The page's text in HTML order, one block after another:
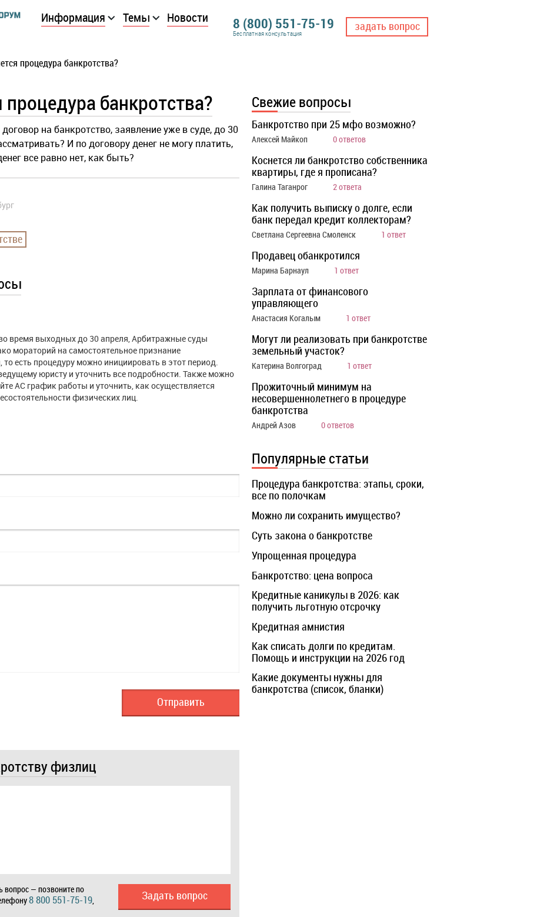
Информация Темы Новости 8 (800) 551-75-19
Бесплатная консультация
задать вопрос
процедура банкротства?
процедура банкротства?
на банкротство, заявление уже в суде, до 30
И по договору денег не могу платить,
все равно нет, как быть?
время выходных до 30 апреля, Арбитражные суды
мораторий на самостоятельное признание
то есть процедуру можно инициировать в этот период.
юристу и уточнить все подробности. Также можно
АС график работы и уточнить, как осуществляется
физических лиц.
физлиц
вопрос — позвоните по
8 800 551-75-19,
Задать вопрос
Свежие вопросы
Банкротство при 25 мфо возможно?
Алексей Майкоп 0 ответов
Коснется ли банкротство собственника
квартиры, где я прописана?
Галина Таганрог 2 ответа
Как получить выписку о долге, если
банк передал кредит коллекторам?
Светлана Сергеевна Смоленск 1 ответ
Продавец обанкротился
Марина Барнаул 1 ответ
Зарплата от финансового
управляющего
Анастасия Когалым 1 ответ
Могут ли реализовать при банкротстве
земельный участок?
Катерина Волгоград 1 ответ
Прожиточный минимум на
несовершеннолетнего в процедуре
банкротства
Андрей Азов 0 ответов
Популярные статьи
Процедура банкротства: этапы, сроки,
все по полочкам
Можно ли сохранить имущество?
Суть закона о банкротстве
Упрощенная процедура
Банкротство: цена вопроса
Кредитные каникулы в 2026: как
получить льготную отсрочку
Кредитная амнистия
Как списать долги по кредитам.
Помощь и инструкции на 2026 год
Какие документы нужны для
банкротства (список, бланки)